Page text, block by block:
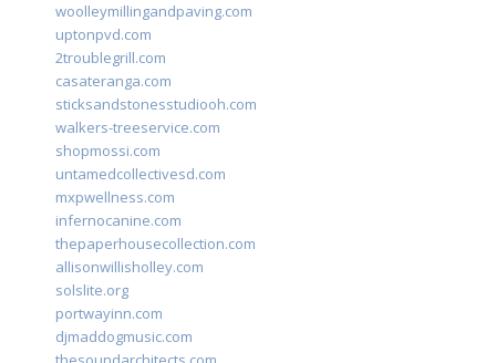
woolleymillingandpaving.com
uptonpvd.com
2troublegrill.com
casateranga.com
sticksandstonesstudiooh.com
walkers-treeservice.com
shopmossi.com
untamedcollectivesd.com
mxpwellness.com
infernocanine.com
thepaperhousecollection.com
allisonwillisholley.com
solslite.org
portwayinn.com
djmaddogmusic.com